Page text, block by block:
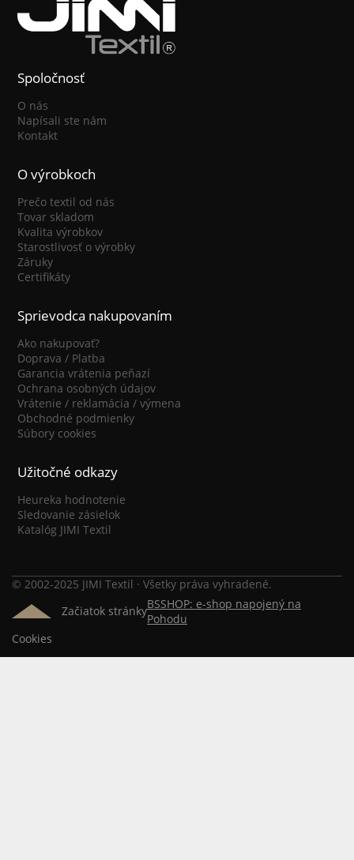
Spoločnosť
O nás
Napísali ste nám
Kontakt
O výrobkoch
Prečo textil od nás
Tovar skladom
Kvalita výrobkov
Starostlivosť o výrobky
Záruky
Certifikáty
Sprievodca nakupovaním
Ako nakupovať?
Doprava / Platba
Garancia vrátenia peňazí
Ochrana osobných údajov
Vrátenie / reklamácia / výmena
Obchodné podmienky
Súbory cookies
Užitočné odkazy
Heureka hodnotenie
Sledovanie zásielok
Katalóg JIMI Textil
© 2002-2025 JIMI Textil · Všetky práva vyhradené.
Začiatok stránkyBSSHOP: e-shop napojený na
Pohodu
Cookies